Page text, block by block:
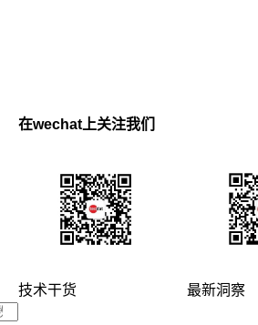
在wechat上关注我们
技术干货 最新洞察